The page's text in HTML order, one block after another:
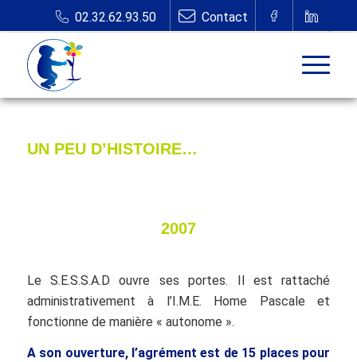
UN PEU D’HISTOIRE…
2007
Le S.E.S.S.A.D ouvre ses portes. Il est rattaché
administrativement à l’I.M.E. Home Pascale et
fonctionne de manière « autonome ».
A son ouverture, l’agrément est de 15 places pour